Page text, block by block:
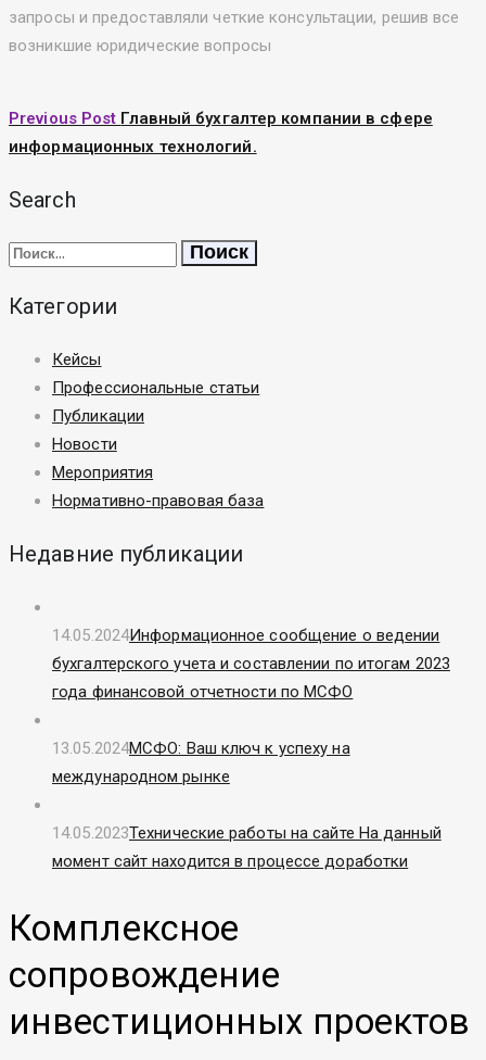
запросы и предоставляли четкие консультации, решив все
возникшие юридические вопросы
Previous Post Главный бухгалтер компании в сфере
информационных технологий.
Search
Найти:
Категории
Кейсы
Профессиональные статьи
Публикации
Новости
Мероприятия
Нормативно-правовая база
Недавние публикации
14.05.2024Информационное сообщение о ведении
бухгалтерского учета и составлении по итогам 2023
года финансовой отчетности по МСФО
13.05.2024МСФО: Ваш ключ к успеху на
международном рынке
14.05.2023Технические работы на сайте На данный
момент сайт находится в процессе доработки
Комплексное
сопровождение
инвестиционных проектов